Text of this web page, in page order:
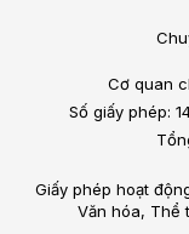
Cơ quan
Số giấy phép:
Giấy phép hoạt
Văn hóa, Thể